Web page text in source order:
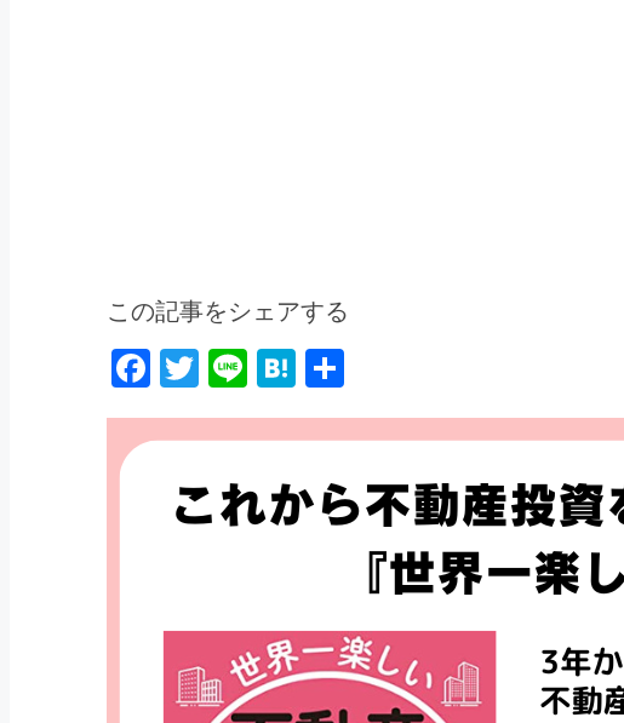
この記事をシェアする
Facebook
TwitterLineHatena
有